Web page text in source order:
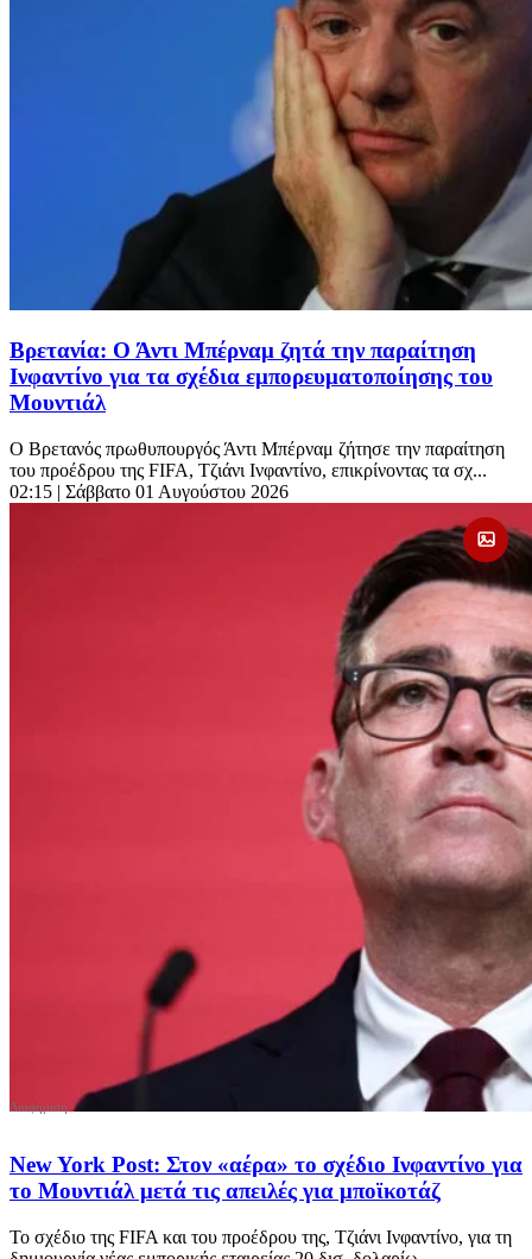
Βρετανία: Ο Άντι Μπέρναμ ζητά την παραίτηση
Ινφαντίνο για τα σχέδια εμπορευματοποίησης του
Μουντιάλ
Ο Βρετανός πρωθυπουργός Άντι Μπέρναμ ζήτησε την παραίτηση
του προέδρου της FIFA, Τζιάνι Ινφαντίνο, επικρίνοντας τα σχ...
02:15 | Σάββατο 01 Αυγούστου 2026
New York Post: Στον «αέρα» το σχέδιο Ινφαντίνο για
το Μουντιάλ μετά τις απειλές για μποϊκοτάζ
Το σχέδιο της FIFA και του προέδρου της, Τζιάνι Ινφαντίνο, για τη